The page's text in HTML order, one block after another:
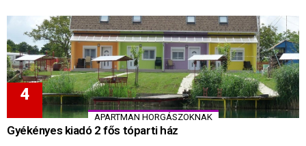
APARTMAN HORGÁSZOKNAK
Gyékényes kiadó 2 fős tóparti ház